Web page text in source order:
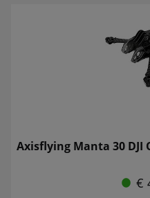
Axisflying Manta 30 DJI
€